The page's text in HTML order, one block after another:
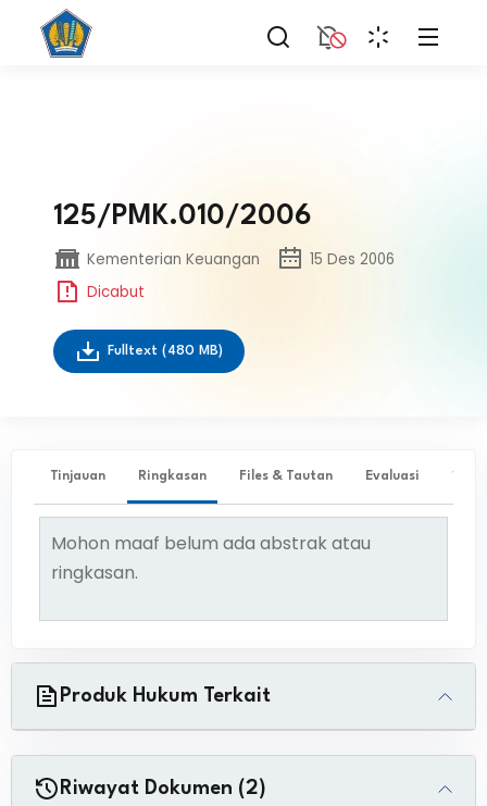
125/PMK.010/2006
Kementerian Keuangan
15 Des 2006
Dicabut
Fulltext (480 MB)
Tinjauan Ringkasan Files & Tautan Evaluasi ✨
Mohon maaf belum ada abstrak atau
ringkasan.
Produk Hukum Terkait
Riwayat Dokumen (2)